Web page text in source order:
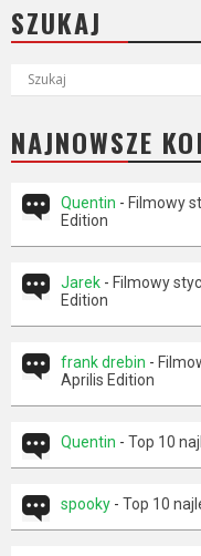
SZUKAJ
NAJNOWSZE
Quentin - Filmowy
Edition
Jarek - Filmowy
Edition
frank drebin -
Aprilis Edition
Quentin - Top 10
spooky - Top 10